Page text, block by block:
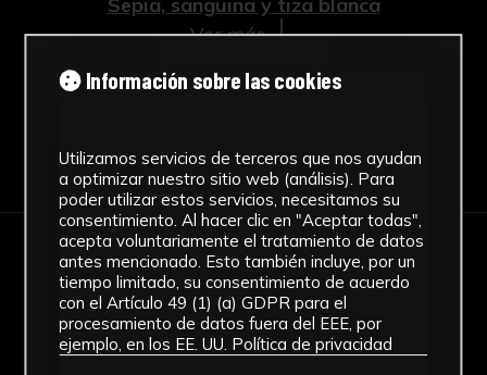
Sepia, sanguina y tiza blanca
Ver más
Descargar Ficha
IMÁGENES
Información sobre las cookies
Utilizamos servicios de terceros que nos ayudan
a optimizar nuestro sitio web (análisis). Para
poder utilizar estos servicios, necesitamos su
consentimiento. Al hacer clic en "Aceptar todas",
acepta voluntariamente el tratamiento de datos
antes mencionado. Esto también incluye, por un
tiempo limitado, su consentimiento de acuerdo
con el Artículo 49 (1) (a) GDPR para el
procesamiento de datos fuera del EEE, por
ejemplo, en los EE. UU. Política de privacidad